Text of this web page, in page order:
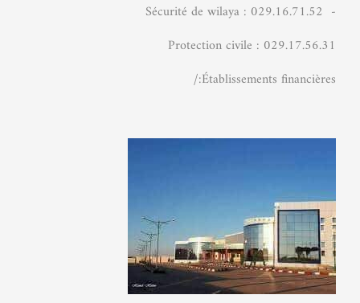
- Sécurité de wilaya : 029.16.71.52
Protection civile : 029.17.56.31
Établissements financières:/